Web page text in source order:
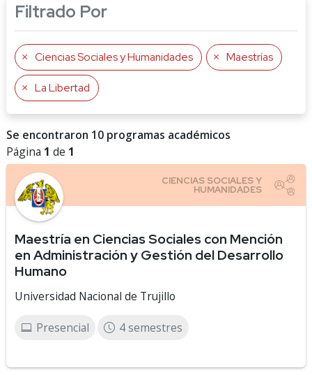
Filtrado Por
Ciencias Sociales y Humanidades Maestrías
La Libertad
Se encontraron 10 programas académicos
Página 1 de 1
Maestría en Ciencias Sociales con Mención
en Administración y Gestión del Desarrollo
Humano
Universidad Nacional de Trujillo
Presencial 4 semestres